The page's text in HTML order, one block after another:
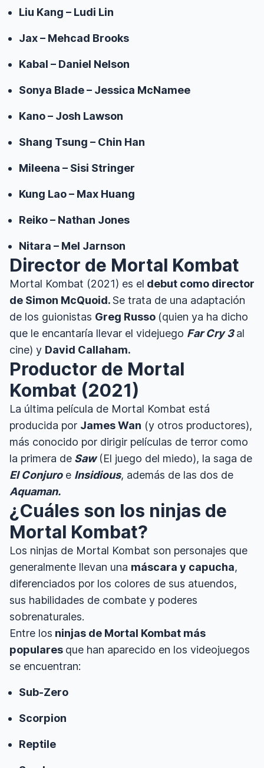
Liu Kang – Ludi Lin
Jax – Mehcad Brooks
Kabal – Daniel Nelson
Sonya Blade – Jessica McNamee
Kano – Josh Lawson
Shang Tsung – Chin Han
Mileena – Sisi Stringer
Kung Lao – Max Huang
Reiko – Nathan Jones
Nitara – Mel Jarnson
Director de Mortal Kombat
Mortal Kombat (2021) es el debut como director
de Simon McQuoid.Se trata de una adaptación
de los guionistas Greg Russo (quien ya ha dicho
que le encantaría llevar el videjuego Far Cry 3al
cine) y David Callaham.
Productor de Mortal
Kombat (2021)
La última película de Mortal Kombat está
producida por James Wan (y otros productores),
más conocido por dirigir películas de terror como
la primera de Saw(El juego del miedo), la saga de
El Conjuroe Insidious, además de las dos de
Aquaman.
¿Cuáles son los ninjas de
Mortal Kombat?
Los ninjas de Mortal Kombat son personajes que
generalmente llevan una máscara y capucha,
diferenciados por los colores de sus atuendos,
sus habilidades de combate y poderes
sobrenaturales.
Entre los ninjas de Mortal Kombat más
populares que han aparecido en los videojuegos
se encuentran:
Sub-Zero
Scorpion
Reptile